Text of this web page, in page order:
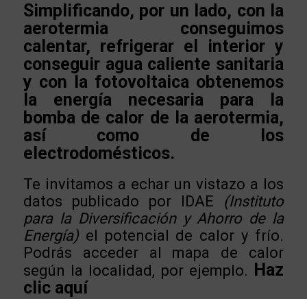
Simplificando, por un lado, con la
aerotermia conseguimos
calentar, refrigerar el interior y
conseguir agua caliente sanitaria
y con la fotovoltaica obtenemos
la energía necesaria para la
bomba de calor de la aerotermia,
así como de los
electrodomésticos.
Te invitamos a echar un vistazo a los
datos publicado por IDAE (Instituto
para la Diversificación y Ahorro de la
Energía)el potencial de calor y frío.
Podrás acceder al mapa de calor
según la localidad, por ejemplo. Haz
clic aquí